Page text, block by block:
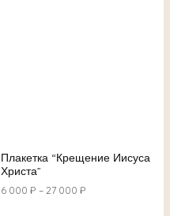
Плакетка “Крещение Иисуса
Христа”
6 000 ₽ –27 000 ₽